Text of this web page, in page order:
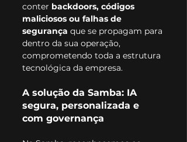
conter backdoors, códigos
maliciosos ou falhas de
segurança que se propagam para
dentro da sua operação,
comprometendo toda a estrutura
tecnológica da empresa.
A solução da Samba: IA
segura, personalizada e
com governança